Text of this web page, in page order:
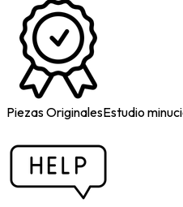
Piezas OriginalesEstudio